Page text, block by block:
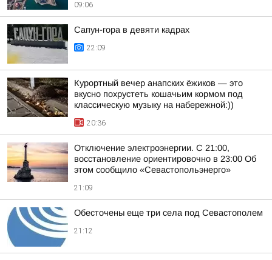
09:06
Сапун-гора в девяти кадрах
22:09
Курортный вечер анапских ёжиков — это
вкусно похрустеть кошачьим кормом под
классическую музыку на набережной:))
20:36
Отключение электроэнергии. С 21:00,
восстановление ориентировочно в 23:00 Об
этом сообщило «Севастопольэнерго»
21:09
Обесточены еще три села под Севастополем
21:12